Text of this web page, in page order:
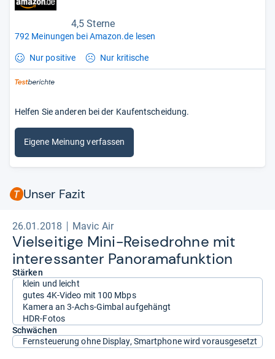
4,5 Sterne
792 Meinungen bei Amazon.de lesen
Nur positive Nur kritische
Helfen Sie anderen bei der Kaufentscheidung.
Eigene Meinung verfassen
Unser Fazit
26.01.2018 Mavic Air
Viel­sei­tige Mini-​Rei­se­drohne mit
inter­essan­ter Pan­ora­ma­funk­tion
Stärken
klein und leicht
gutes 4K-Video mit 100 Mbps
Kamera an 3-Achs-Gimbal aufgehängt
HDR-Fotos
Schwächen
Fernsteuerung ohne Display, Smartphone wird vorausgesetzt